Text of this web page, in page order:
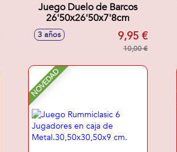
Juego Duelo de Barcos
26'50x26'50x7'8cm
3 años 9,95 €
10,00 €
NOVEDAD